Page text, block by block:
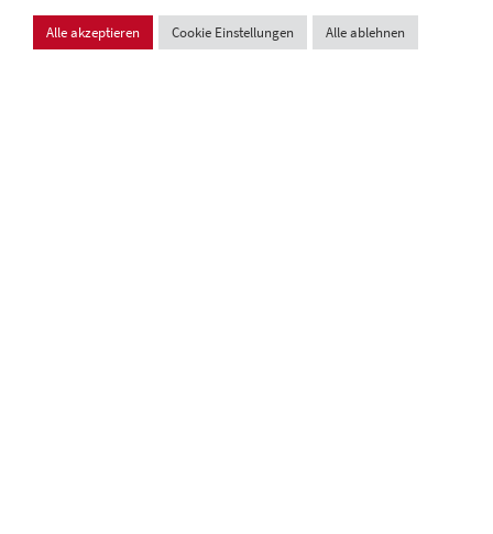
Cookie Einstellungen
Design und Entwicklung:VI BRAND STUDIOS
Alle akzeptieren Cookie Einstellungen Alle ablehnen